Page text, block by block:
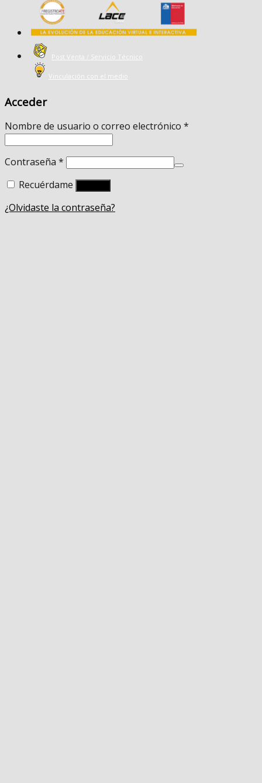
Post Venta / Servicio Técnico
Vinculación con el medio
Acceder
Nombre de usuario o correo electrónico *
Contraseña *
Recuérdame
¿Olvidaste la contraseña?